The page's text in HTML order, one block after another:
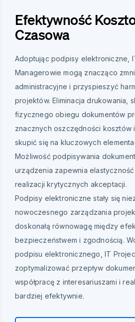
Efektywność
Czasowa
Adoptując podpisy elektroniczne,
Managerowie mogą znacząco
administracyjne i przyspieszyć
projektów. Eliminacja drukowania,
fizycznego obiegu dokumentów
znacznych oszczędności kosztów
skupić się na kluczowych
Możliwość podpisywania
urządzenia zapewnia
realizacji krytycznych akceptacji.
Podpisy elektroniczne stały się
nowoczesnego zarządzania
doskonałą równowagę między
bezpieczeństwem i zgodnością.
podpisu elektronicznego, IT
zoptymalizować przepływ
współpracę z interesariuszami i
bardziej efektywnie.